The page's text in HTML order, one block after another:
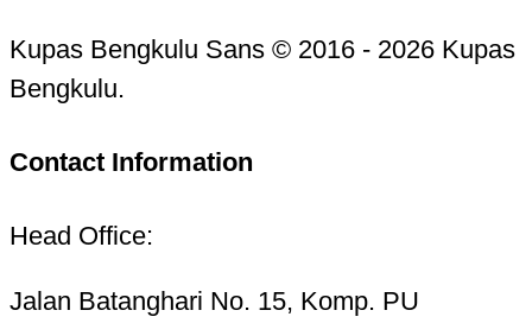
Kupas Bengkulu Sans © 2016 - 2026 Kupas
Bengkulu.
Contact Information
Head Office:
Jalan Batanghari No. 15, Komp. PU